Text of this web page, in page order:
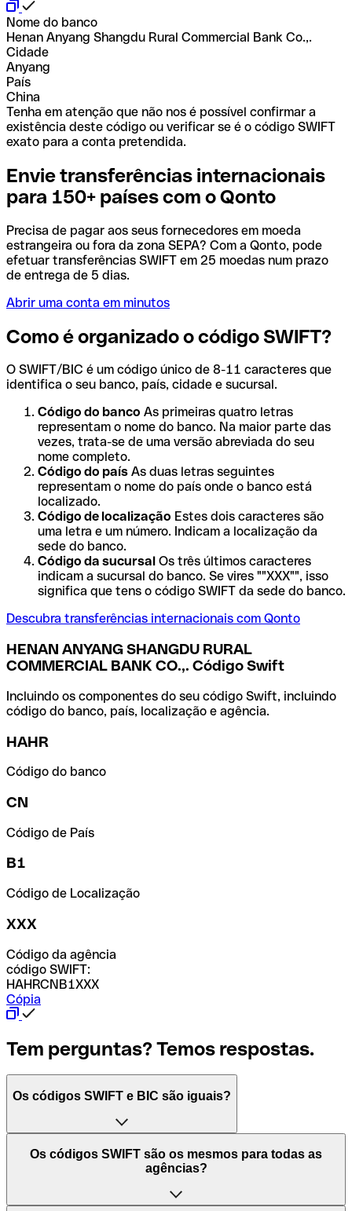
Nome do banco
Henan Anyang Shangdu Rural Commercial Bank Co.,.
Cidade
Anyang
País
China
Tenha em atenção que não nos é possível confirmar a
existência deste código ou verificar se é o código SWIFT
exato para a conta pretendida.
Envie transferências internacionais
para 150+ países com o Qonto
Precisa de pagar aos seus fornecedores em moeda
estrangeira ou fora da zona SEPA? Com a Qonto, pode
efetuar transferências SWIFT em 25 moedas num prazo
de entrega de 5 dias.
Abrir uma conta em minutos
Como é organizado o código SWIFT?
O SWIFT/BIC é um código único de 8-11 caracteres que
identifica o seu banco, país, cidade e sucursal.
Código do banco As primeiras quatro letras
representam o nome do banco. Na maior parte das
vezes, trata-se de uma versão abreviada do seu
nome completo.
Código do país As duas letras seguintes
representam o nome do país onde o banco está
localizado.
Código de localização Estes dois caracteres são
uma letra e um número. Indicam a localização da
sede do banco.
Código da sucursal Os três últimos caracteres
indicam a sucursal do banco. Se vires ""XXX"", isso
significa que tens o código SWIFT da sede do banco.
Descubra transferências internacionais com Qonto
HENAN ANYANG SHANGDU RURAL
COMMERCIAL BANK CO.,. Código Swift
Incluindo os componentes do seu código Swift, incluindo
código do banco, país, localização e agência.
HAHR
Código do banco
CN
Código de País
B1
Código de Localização
XXX
Código da agência
código SWIFT:
HAHRCNB1XXX
Cópia
Tem perguntas? Temos respostas.
Os códigos SWIFT e BIC são iguais?
O acrónimo SWIFT significa "Society for Worldwide
Interbank Financial Telecommunication (Sociedade para
Mundiais)". Trata-se de uma rede mundial onde se
Os códigos SWIFT são os mesmos para todas as
agências?